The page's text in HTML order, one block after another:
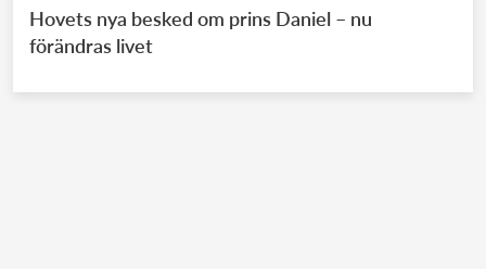
Hovets nya besked om prins Daniel – nu
förändras livet